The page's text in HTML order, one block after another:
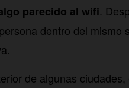
parecido al wifi.
dentro del mismo
de algunas